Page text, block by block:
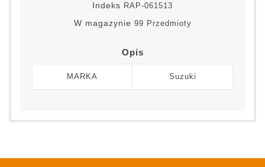
Indeks RAP-061513
W magazynie 99 Przedmioty
Opis
MARKA Suzuki